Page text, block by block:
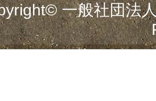
一般社団法